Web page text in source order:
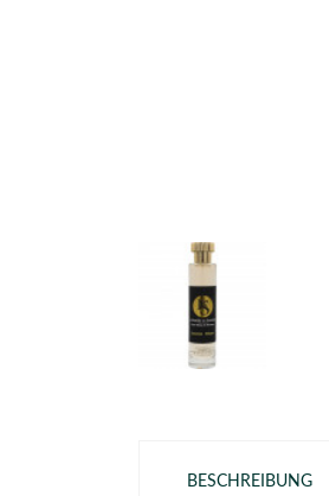
BESCHREIBUNG